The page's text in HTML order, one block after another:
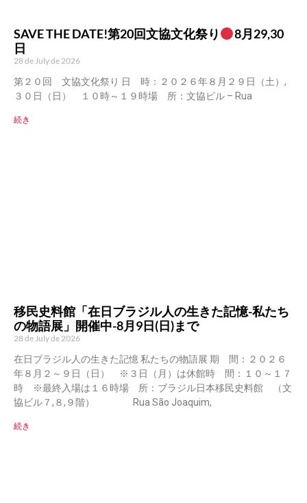
SAVE THE DATE!第20回文協文化祭り
8月29,30
日
28 de July de 2026
第２０回 文協文化祭り 日 時：２０２６年８月２９日（土）,
３０日（日） １０時～１９時場 所：文協ビル – Rua
続き
移民史料館「在日ブラジル人の生きた記憶-私たち
の物語展」開催中-8月9日(日)まで
28 de July de 2026
在日ブラジル人の生きた記憶 私たちの物語展 期 間：２０２６
年８月２～９日（日） ※３日（月）は休館時 間：１０～１７
時 ※最終入場は１６時場 所：ブラジル日本移民史料館 （文
協ビル７,８,９階） Rua São Joaquim,
続き